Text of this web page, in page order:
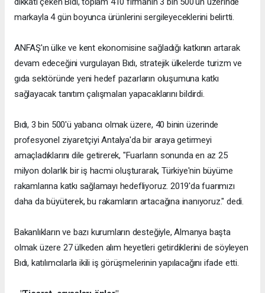
markayla 4 gün boyunca ürünlerini sergileyeceklerini belirtti.
ANFAŞ'ın ülke ve kent ekonomisine sağladığı katkının artarak
devam edeceğini vurgulayan Bıdı, stratejik ülkelerde turizm ve
gıda sektöründe yeni hedef pazarların oluşumuna katkı
sağlayacak tanıtım çalışmaları yapacaklarını bildirdi.
Bıdı, 3 bin 500'ü yabancı olmak üzere, 40 binin üzerinde
profesyonel ziyaretçiyi Antalya'da bir araya getirmeyi
amaçladıklarını dile getirerek, "Fuarların sonunda en az 25
milyon dolarlık bir iş hacmi oluşturarak, Türkiye'nin büyüme
rakamlarına katkı sağlamayı hedefliyoruz. 2019'da fuarımızı
daha da büyüterek, bu rakamların artacağına inanıyoruz." dedi.
Bakanlıkların ve bazı kurumların desteğiyle, Almanya başta
olmak üzere 27 ülkeden alım heyetleri getirdiklerini de söyleyen
Bıdı, katılımcılarla ikili iş görüşmelerinin yapılacağını ifade etti.